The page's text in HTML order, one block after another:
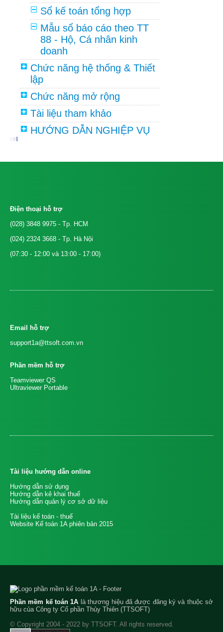
Sổ kế toán tổng hợp
Mẫu sổ báo cáo theo TT
88 - Hộ, Cá nhân kinh
doanh
Chức năng hệ thống & Thiết
lập
Chức năng mở rộng
Tài liệu tham khảo
HƯỚNG DẪN NGHIỆP VỤ
Điện thoại hỗ trợ
(028) 3848 9975 - Tp. HCM
(024) 2324 3668 - Tp. Hà Nội
(07:30 - 12:00 và 13:00 - 17:00)
Email hỗ trợ
support1a@ttsoft.com.vn
Phần mềm hỗ trợ
Teamviewer QS
Ultraviewer Portable
Tài liệu hướng dẫn online
Hướng dẫn sử dụng
Hướng dẫn kê khai thuế
Hướng dẫn quản lý cơ sở dữ liệu
Tài liệu kế toán - thuế
Website Kế toán 1A phiên bản 2015
Phần mềm kế toán 1A là thương hiệu đã được đăng ký và thuộc sở
hữu của Công ty Cổ phần Thủy Thiên (TTSOFT)
© Copyright 2004 - 2022 by TTSOFT. All rights reserved.